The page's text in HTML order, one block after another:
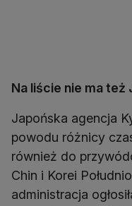
Na liście nie ma też
Japońska agencja
powodu różnicy
również do
Chin i Korei
administracja